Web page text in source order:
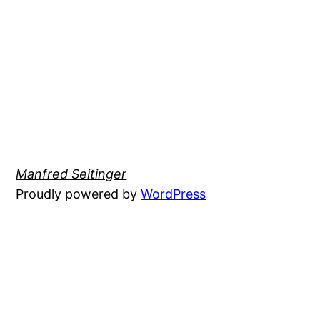
Manfred Seitinger
Proudly powered byWordPress